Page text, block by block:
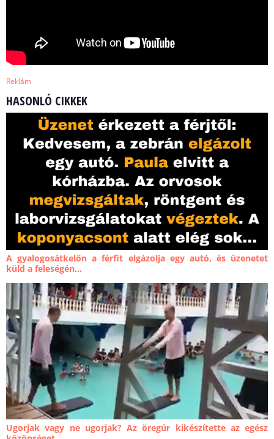
Reklám
HASONLÓ CIKKEK
A gyalogosátkelőn a férfit elgázolja egy autó, és üzenetet
küld a feleségén...
Ugorjak vagy ne ugorjak? Az öregúr kikészítette az egész